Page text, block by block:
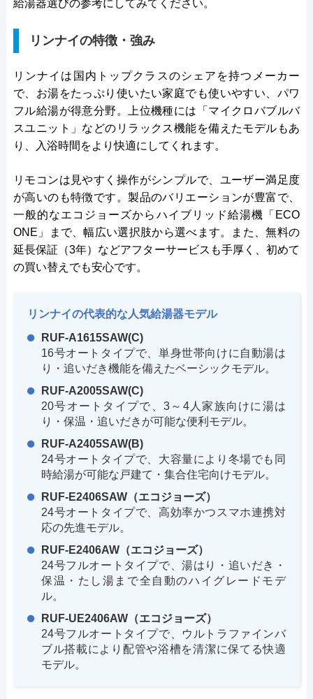
給湯器選びの参考にしてみてください。
リンナイの特徴・強み
リンナイは国内トップクラスのシェアを持つメーカー
で、お湯をたっぷり使いたい家庭でも使いやすい、パワ
フル給湯が得意分野。上位機種には「マイクロバブルバ
スユニット」などのリラックス機能を備えたモデルもあ
り、入浴時間をより快適にしてくれます。
リモコンは見やすく操作がシンプルで、ユーザー満足度
が高いのも特徴です。製品のバリエーションが豊富で、
一般的なエコジョーズからハイブリッド給湯機「ECO
ONE」まで、幅広い選択肢から選べます。また、無料の
延長保証（3年）などアフターサービスも手厚く、初めて
の買い替えでも安心です。
リンナイの代表的な人気給湯器モデル
RUF-A1615SAW(C)
16号オートタイプで、単身世帯向けに自動湯は
り・追いだき機能を備えたベーシックモデル。
RUF-A2005SAW(C)
20号オートタイプで、3～4人家族向けに湯は
り・保温・追いだきが可能な便利モデル。
RUF-A2405SAW(B)
24号オートタイプで、大容量により冬場でも同
時給湯が可能な戸建て・集合住宅向けモデル。
RUF-E2406SAW（エコジョーズ）
24号オートタイプで、高効率かつスマホ連携対
応の先進モデル。
RUF-E2406AW（エコジョーズ）
24号フルオートタイプで、湯はり・追いだき・
保温・たし湯まで全自動のハイグレードモデ
ル。
RUF-UE2406AW（エコジョーズ）
24号フルオートタイプで、ウルトラファインバ
ブル搭載により配管や浴槽を清潔に保てる快適
モデル。